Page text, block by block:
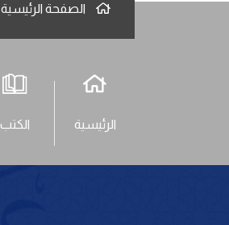
الصفحة الرئيسية
الرئيسية الكتب